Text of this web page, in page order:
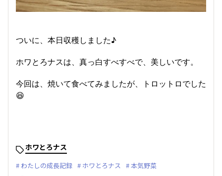
ついに、本日収穫しました♪
ホワとろナスは、真っ白すべすべで、美しいです。
今回は、焼いて食べてみましたが、トロットロでした
😆
ホワとろナス
わたしの成長記録 ホワとろナス 本気野菜